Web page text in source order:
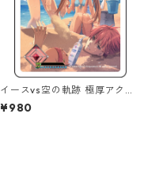
イースvs空の軌跡 極厚アクリ
ルキーチェーン
¥980